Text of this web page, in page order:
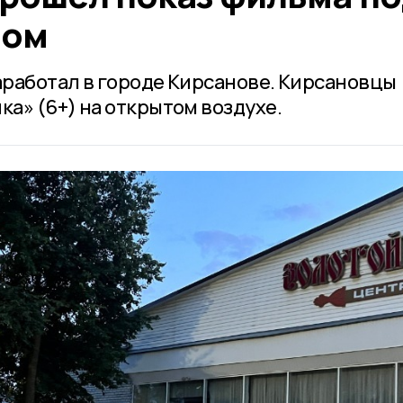
в городе Кирсанове. Кирсановцы
(6+) на открытом воздухе.